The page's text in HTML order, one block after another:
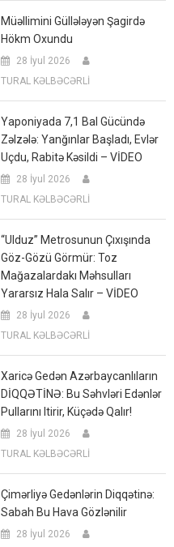
Müəllimini Güllələyən Şagirdə
Hökm Oxundu
28 İyul 2026
TURAL KƏLBƏCƏRLİ
Yaponiyada 7,1 Bal Gücündə
Zəlzələ: Yanğınlar Başladı, Evlər
Uçdu, Rabitə Kəsildi – VİDEO
28 İyul 2026
TURAL KƏLBƏCƏRLİ
“Ulduz” Metrosunun Çıxışında
Göz-Gözü Görmür: Toz
Mağazalardakı Məhsulları
Yararsız Hala Salır – VİDEO
28 İyul 2026
TURAL KƏLBƏCƏRLİ
Xaricə Gedən Azərbaycanlıların
DİQQƏTİNƏ: Bu Səhvləri Edənlər
Pullarını Itirir, Küçədə Qalır!
28 İyul 2026
TURAL KƏLBƏCƏRLİ
Çimərliyə Gedənlərin Diqqətinə:
Sabah Bu Hava Gözlənilir
28 İyul 2026